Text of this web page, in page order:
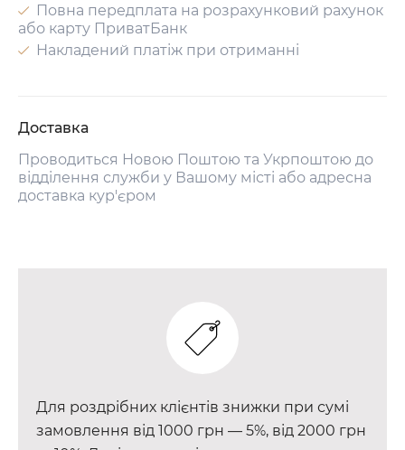
Повна передплата на розрахунковий рахунок
або карту ПриватБанк
Накладений платіж при отриманні
Доставка
Проводиться Новою Поштою та Укрпоштою до
відділення служби у Вашому місті або адресна
доставка кур'єром
Для роздрібних клієнтів знижки при сумі
замовлення від 1000 грн — 5%, від 2000 грн